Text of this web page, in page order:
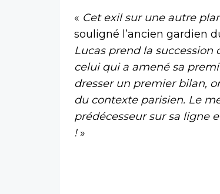
« Cet exil sur une autre
souligné l’ancien gardien
Lucas prend la
celui qui a amené sa
dresser un premier bilan,
du contexte parisien. Le
prédécesseur sur sa ligne
!»